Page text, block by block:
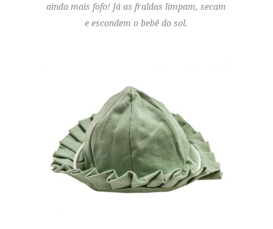
ainda mais fofo! Já as fraldas limpam, secam
e escondem o bebê do sol.